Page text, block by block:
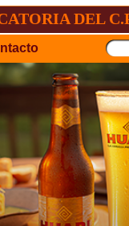
C.P.D.O.